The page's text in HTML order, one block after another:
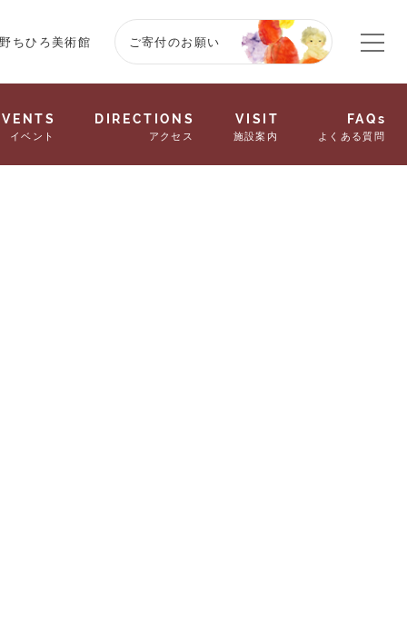
ちひろ美術館 ご寄付のお願い
イベント
DIRECTIONS
アクセス
VISIT
施設案内
FAQs
よくある質問